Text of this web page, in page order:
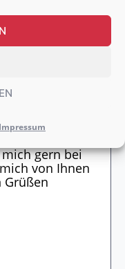
Impressum